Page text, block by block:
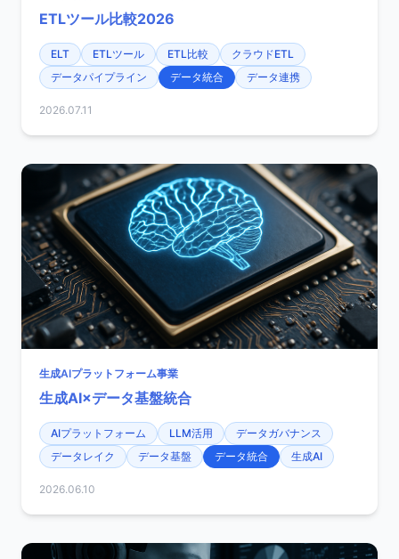
ETLツール比較2026
ELT ETLツール ETL比較
クラウドETL
データパイプライン
データ統合 データ連携
2026.07.11
生成AIプラットフォーム事業
生成AI×データ基盤統合
AIプラットフォーム LLM活用
データガバナンス
データレイク
データ基盤 データ統合 生成AI
2026.06.10